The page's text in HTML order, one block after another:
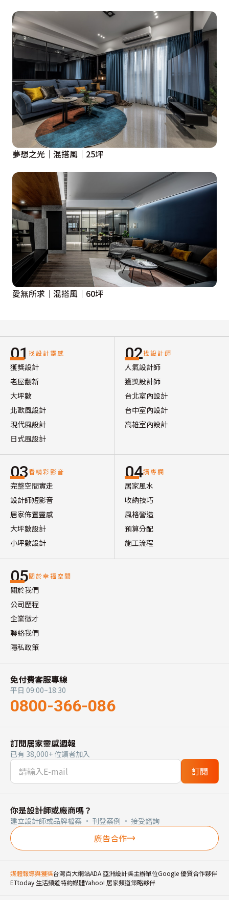
夢想之光｜混搭風｜25坪
愛無所求｜混搭風｜60坪
01 找設計靈感
獲獎設計
老屋翻新
大坪數
北歐風設計
現代風設計
日式風設計
02找設計師
人氣設計師
獲獎設計師
台北室內設計
台中室內設計
高雄室內設計
03看精彩影音
完整空間實走
設計師短影音
居家佈置靈感
大坪數設計
小坪數設計
04讀專欄
居家風水
收納技巧
風格營造
預算分配
施工流程
05關於幸福空間
關於我們
公司歷程
企業徵才
聯絡我們
隱私政策
免付費客服專線
平日 09:00~18:30
0800-366-086
訂閱居家靈感週報
已有 38,000+ 位讀者加入
訂閱
你是設計師或廠商嗎？
建立設計師或品牌檔案 · 刊登案例 · 接受諮詢
廣告合作
媒體報導與獲獎台灣百大網站ADA 亞洲設計獎主辦單位Google 優質合作夥伴
ETtoday 生活頻道特約媒體Yahoo! 居家頻道策略夥伴